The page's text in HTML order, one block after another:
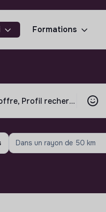
Formations
Dans un rayon de 50 km